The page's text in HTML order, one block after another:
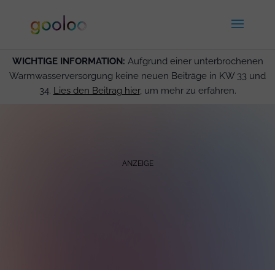
WICHTIGE INFORMATION: Aufgrund einer unterbrochenen
Warmwasserversorgung keine neuen Beiträge in KW 33 und
34. Lies den Beitrag hier, um mehr zu erfahren.